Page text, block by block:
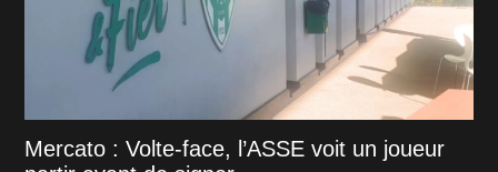
Mercato : Volte-face, l’ASSE voit un joueur